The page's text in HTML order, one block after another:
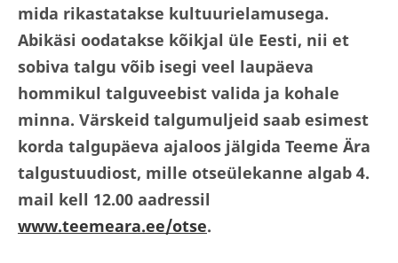
mida rikastatakse kultuurielamusega.
Abikäsi oodatakse kõikjal üle Eesti, nii et
sobiva talgu võib isegi veel laupäeva
hommikul talguveebist valida ja kohale
minna. Värskeid talgumuljeid saab esimest
korda talgupäeva ajaloos jälgida Teeme Ära
talgustuudiost, mille otseülekanne algab 4.
mail kell 12.00 aadressil
www.teemeara.ee/otse.